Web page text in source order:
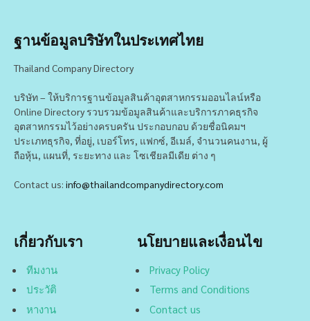
ฐานข้อมูลบริษัทในประเทศไทย
Thailand Company Directory
บริษัท – ให้บริการฐานข้อมูลสินค้าอุตสาหกรรมออนไลน์หรือ
Online Directory รวบรวมข้อมูลสินค้าและบริการภาคธุรกิจ
อุตสาหกรรมไว้อย่างครบครัน ประกอบกอบ ด้วยชื่อนิคมฯ
ประเภทธุรกิจ, ที่อยู่, เบอร์โทร, แฟกซ์, อีเมล์, จำนวนคนงาน, ผู้
ถือหุ้น, แผนที่, ระยะทาง และ โซเชียลมีเดีย ต่าง ๆ
Contact us: info@thailandcompanydirectory.com
เกี่ยวกับเรา
ทีมงาน
ประวัติ
หางาน
นโยบายและเงื่อนไข
Privacy Policy
Terms and Conditions
Contact us